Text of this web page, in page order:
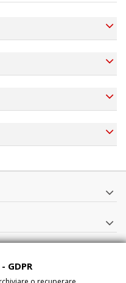
GDPR